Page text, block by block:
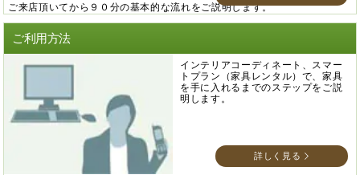
ご来店頂いてから９０分の基本的な流れをご説明します。
ご利用方法
インテリアコーディネート、スマー
トプラン（家具レンタル）で、家具
を手に入れるまでのステップをご説
明します。
詳しく見る